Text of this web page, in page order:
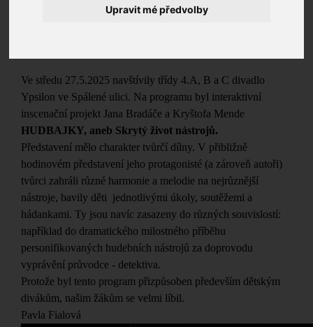
Upravit mé předvolby
Ve středu 27.5.2025 navštívily třídy 4.A, B a C divadlo
Ypsilon ve Spálené ulici. Na programu byl interaktivní
inscenační projekt Jana Bradáče a Kryštofa Mende
HUDBAJKY, aneb Skrytý život nástrojů.
Představení mělo charakter tvůrčí dílny. V přibližně
hodinovém představení jeho protagonisté (a zároveň autoři)
tvůrci zahráli různé harmonie a melodie na nejrůznější
nástroje, bavily děti jednotlivými úkoly, soutěžemi a
hádankami. Ty jsou navíc zasazeny do různých souvislostí:
například do dramatického milostného příběhu
personifikovaných hudebních nástrojů za doprovodu
vyprávění průvodce - detektiva.
Protože byl tento program přizpůsoben především dětským
divákům, našim žákům se velmi líbil.
Pavla Fialová